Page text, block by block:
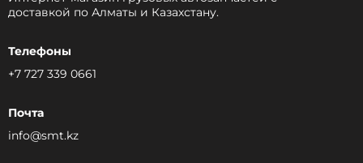
доставкой по Алматы и Казахстану.
Телефоны
+7 727 339 0661
Почта
info@smt.kz